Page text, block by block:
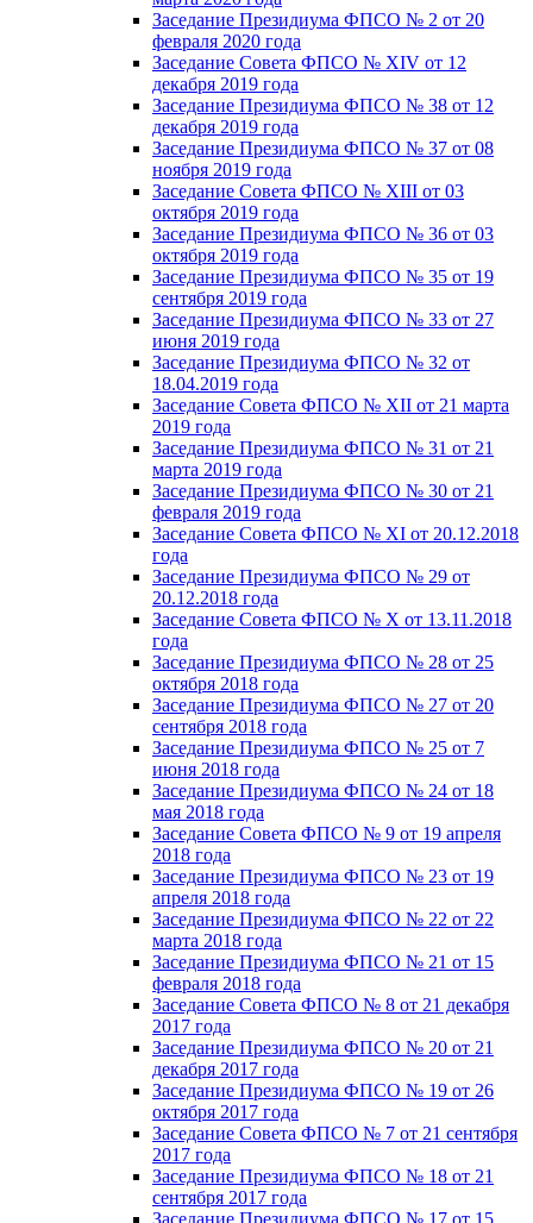
Заседание Президиума ФПСО № 2 от 20
февраля 2020 года
Заседание Совета ФПСО № XIV от 12
декабря 2019 года
Заседание Президиума ФПСО № 38 от 12
декабря 2019 года
Заседание Президиума ФПСО № 37 от 08
ноября 2019 года
Заседание Совета ФПСО № XIII от 03
октября 2019 года
Заседание Президиума ФПСО № 36 от 03
октября 2019 года
Заседание Президиума ФПСО № 35 от 19
сентября 2019 года
Заседание Президиума ФПСО № 33 от 27
июня 2019 года
Заседание Президиума ФПСО № 32 от
18.04.2019 года
Заседание Совета ФПСО № XII от 21 марта
2019 года
Заседание Президиума ФПСО № 31 от 21
марта 2019 года
Заседание Президиума ФПСО № 30 от 21
февраля 2019 года
Заседание Совета ФПСО № XI от 20.12.2018
года
Заседание Президиума ФПСО № 29 от
20.12.2018 года
Заседание Совета ФПСО № X от 13.11.2018
года
Заседание Президиума ФПСО № 28 от 25
октября 2018 года
Заседание Президиума ФПСО № 27 от 20
сентября 2018 года
Заседание Президиума ФПСО № 25 от 7
июня 2018 года
Заседание Президиума ФПСО № 24 от 18
мая 2018 года
Заседание Совета ФПСО № 9 от 19 апреля
2018 года
Заседание Президиума ФПСО № 23 от 19
апреля 2018 года
Заседание Президиума ФПСО № 22 от 22
марта 2018 года
Заседание Президиума ФПСО № 21 от 15
февраля 2018 года
Заседание Совета ФПСО № 8 от 21 декабря
2017 года
Заседание Президиума ФПСО № 20 от 21
декабря 2017 года
Заседание Президиума ФПСО № 19 от 26
октября 2017 года
Заседание Совета ФПСО № 7 от 21 сентября
2017 года
Заседание Президиума ФПСО № 18 от 21
сентября 2017 года
Заседание Президиума ФПСО № 17 от 15